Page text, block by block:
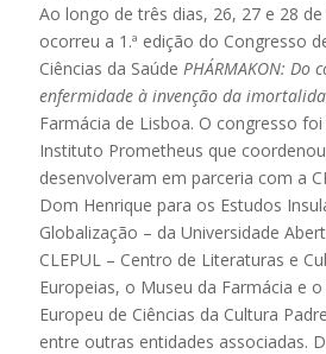
Ao longo de três dias, 26, 27 e 28
ocorreu a 1.ª edição do Congresso
Ciências da SaúdePHÁRMAKON: Do
enfermidade à invenção da
Farmácia de Lisboa. O congresso
Instituto Prometheus que
desenvolveram em parceria com a
Dom Henrique para os Estudos
Globalização – da Universidade
CLEPUL – Centro de Literaturas e
Europeias, o Museu da Farmácia e o
Europeu de Ciências da Cultura
entre outras entidades associadas.